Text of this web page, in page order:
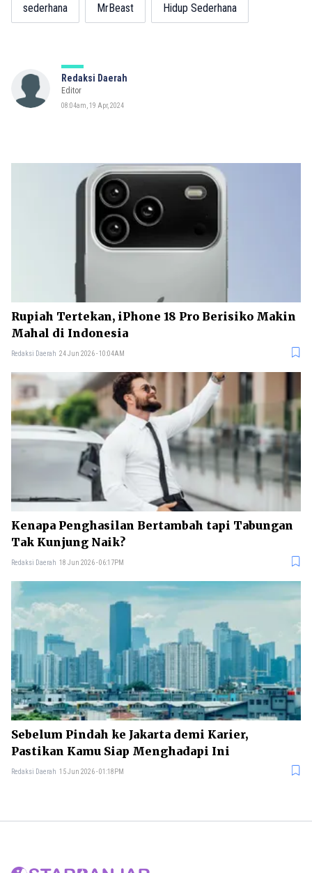
sederhana MrBeast Hidup Sederhana
Redaksi Daerah
Editor
08:04am, 19 Apr, 2024
Rupiah Tertekan, iPhone 18 Pro Berisiko Makin
Mahal di Indonesia
Redaksi Daerah 24 Jun 2026 - 10:04AM
Kenapa Penghasilan Bertambah tapi Tabungan
Tak Kunjung Naik?
Redaksi Daerah 18 Jun 2026 - 06:17PM
Sebelum Pindah ke Jakarta demi Karier,
Pastikan Kamu Siap Menghadapi Ini
Redaksi Daerah 15 Jun 2026 - 01:18PM